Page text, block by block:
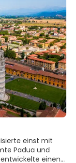
einst mit
Padua und
einen